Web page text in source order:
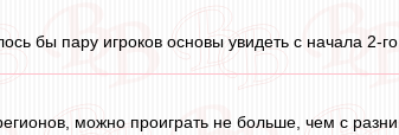
бы пару игроков основы увидеть с начала 2-
можно проиграть не больше, чем с